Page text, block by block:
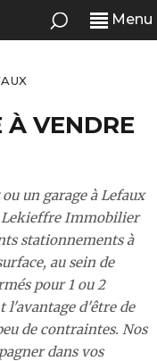
Menu
À VENDRE
un garage à Lefaux
Lekieffre Immobilier
stationnements à
au sein de
pour 1 ou 2
l'avantage d'être de
de contraintes. Nos
dans vos